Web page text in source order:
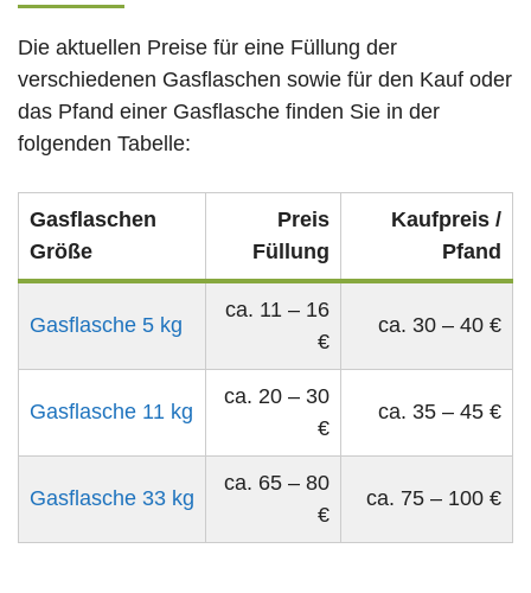
Die aktuellen Preise für eine Füllung der
verschiedenen Gasflaschen sowie für den Kauf oder
das Pfand einer Gasflasche finden Sie in der
folgenden Tabelle:
Gasflaschen
Größe
Preis
Füllung
Kaufpreis /
Pfand
Gasflasche 5 kg
ca. 11 – 16
€
ca. 30 – 40 €
Gasflasche 11 kg
ca. 20 – 30
€
ca. 35 – 45 €
Gasflasche 33 kg
ca. 65 – 80
€
ca. 75 – 100 €